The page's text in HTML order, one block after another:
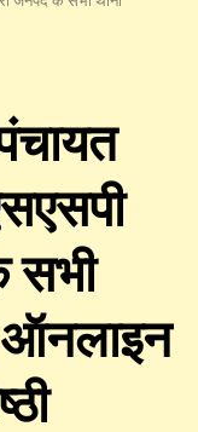
सभी
ऑनलाइन